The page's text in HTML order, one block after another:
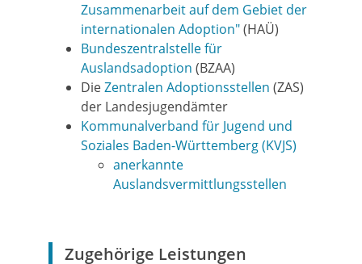
Zusammenarbeit auf dem Gebiet der
internationalen Adoption"(HAÜ)
Bundeszentralstelle für
Auslandsadoption (BZAA)
DieZentralen Adoptionsstellen (ZAS)
der Landesjugendämter
Kommunalverband für Jugend und
Soziales Baden-Württemberg (KVJS)
anerkannte
Auslandsvermittlungsstellen
Zugehörige Leistungen